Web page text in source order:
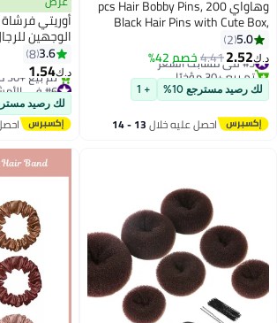
وهاواي 200 pcs Hair Bobby Pins,
Black Hair Pins with Cute Box,
Great for All Hair Types Girls
Women Hair Accessories
5.0
2
د.ك‏2.52
4.41خصم 42% #5 في مشابك الشعر
تم بيع +30 مؤخرًا
#5 في مشابك الشعر
لك رصيد مسترجع 10% + 1
احصل عليه خلال 13 - 14
أوريتي
الوجهين
النايلون
الحلاقة المنزلية
3.6
8
د.ك‏1.54
#6 في الأمشاط
أقل سعر في 30
تم بيع +30 مؤخرًا
#6 في الأمشاط
لك رصيد مسترجع